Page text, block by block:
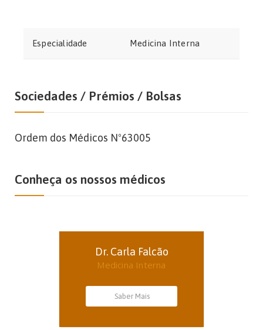
Especialidade Medicina Interna
Sociedades / Prémios / Bolsas
Ordem dos Médicos Nº63005
Conheça os nossos médicos
Dr. Carla Falcão
Medicina Interna
Saber Mais